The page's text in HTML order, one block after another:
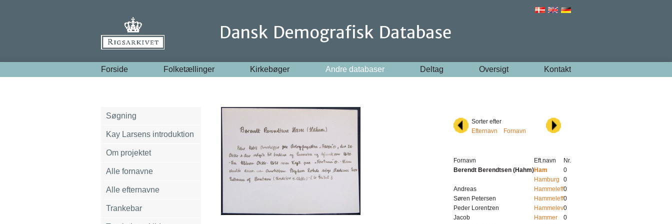
Forside Folketællinger Kirkebøger Andre databaser Deltag Oversigt Kontakt
Søgning
Kay Larsens introduktion
Om projektet
Alle fornavne
Alle efternavne
Trankebar
Sorter efter
Efternavn
Fornavn
Fornavn Eft.navn
Nr.
Berendt Berendtsen (Hahm)Ham
0
Hamburg
0
Andreas
Hammeleff0
Søren Petersen
Hammeleff0
Peder Lorentzen
Hammelev0
Jacob
Hammer
0